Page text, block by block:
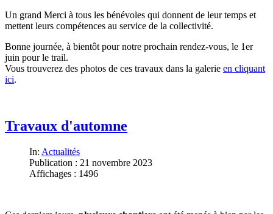
Un grand Merci à tous les bénévoles qui donnent de leur temps et
mettent leurs compétences au service de la collectivité.
Bonne journée, à bientôt pour notre prochain rendez-vous, le 1er
juin pour le trail.
Vous trouverez des photos de ces travaux dans la galerie en cliquant
ici.
Travaux d'automne
In: Actualités
Publication : 21 novembre 2023
Affichages : 1496